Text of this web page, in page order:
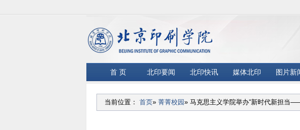
首 页 北印要闻 北印快讯 媒体北印 图片新
当前位置： 首页» 菁菁校园» 马克思主义学院举办“新时代新担当